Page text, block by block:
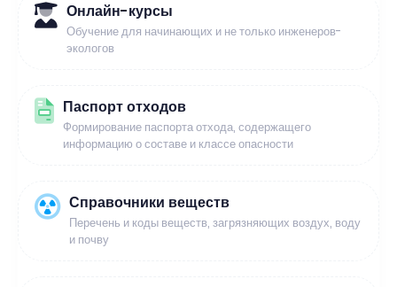
Онлайн-курсы
Обучение для начинающих и не только инженеров-
экологов
Паспорт отходов
Формирование паспорта отхода, содержащего
информацию о составе и классе опасности
Справочники веществ
Перечень и коды веществ, загрязняющих воздух, воду
и почву